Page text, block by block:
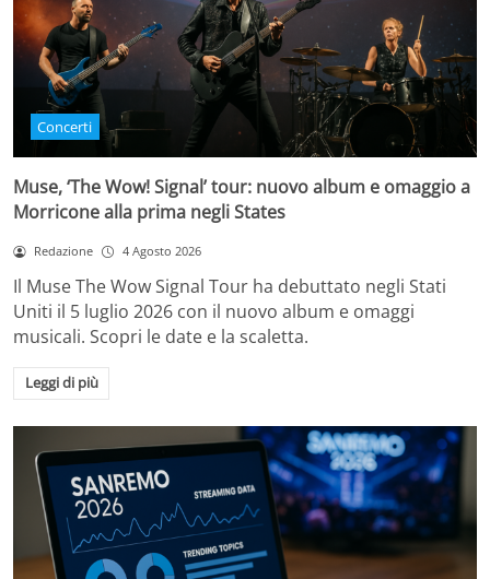
Concerti
Muse, ‘The Wow! Signal’ tour: nuovo album e omaggio a
Morricone alla prima negli States
Redazione 4 Agosto 2026
Il Muse The Wow Signal Tour ha debuttato negli Stati
Uniti il 5 luglio 2026 con il nuovo album e omaggi
musicali. Scopri le date e la scaletta.
Leggi di più